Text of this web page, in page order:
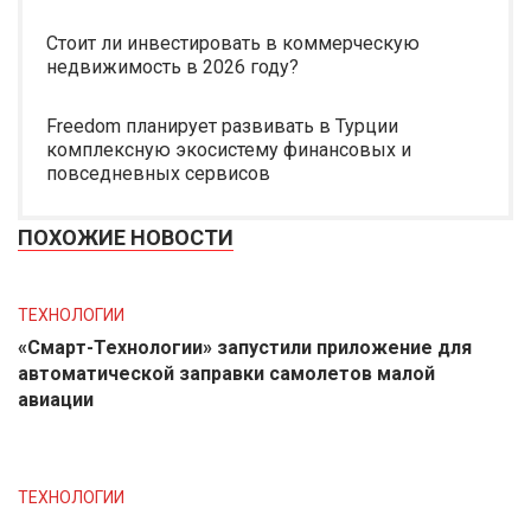
Стоит ли инвестировать в коммерческую
недвижимость в 2026 году?
Freedom планирует развивать в Турции
комплексную экосистему финансовых и
повседневных сервисов
ПОХОЖИЕ НОВОСТИ
ТЕХНОЛОГИИ
«Смарт-Технологии» запустили приложение для
автоматической заправки самолетов малой
авиации
ТЕХНОЛОГИИ